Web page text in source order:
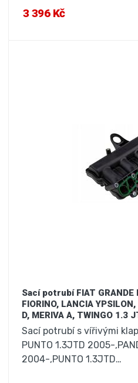
3 396 Kč
Sací potrubí FIAT GRANDE
FIORINO, LANCIA
D, MERIVA A, TWINGO 1.3
Sací potrubí s vířivými
PUNTO 1.3JTD 2005-
2004-,PUNTO 1.3JTD…